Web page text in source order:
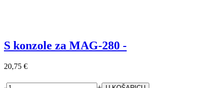
S konzole za MAG-280 -
20,75 €